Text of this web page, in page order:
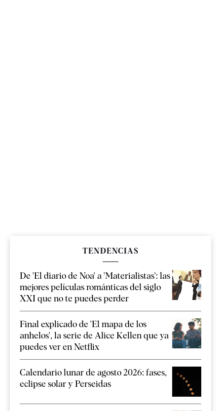
TENDENCIAS
De 'El diario de Noa' a 'Materialistas': las
mejores películas románticas del siglo
XXI que no te puedes perder
Final explicado de 'El mapa de los
anhelos', la serie de Alice Kellen que ya
puedes ver en Netflix
Calendario lunar de agosto 2026: fases,
eclipse solar y Perseidas